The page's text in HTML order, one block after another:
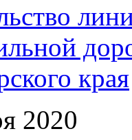
края
2020